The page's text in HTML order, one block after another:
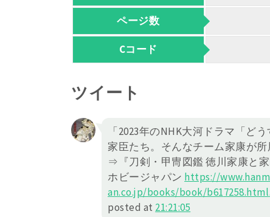
ページ数
Cコード
ツイート
「2023年のNHK大河ドラマ「ど
家臣たち。そんなチーム家康が
⇒『刀剣・甲冑図鑑 徳川家康と
ホビージャパン https://
an.co.jp/books/book/b617258.html
posted at 21:21:05